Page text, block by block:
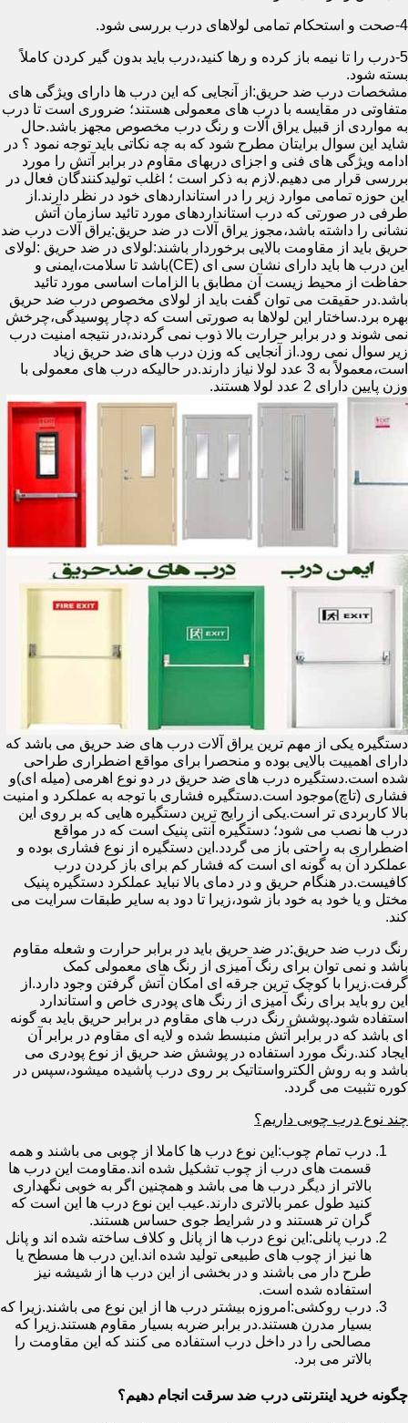
4-صحت و استحکام تمامی لولاهای درب بررسی شود.
5-درب را تا نیمه باز کرده و رها کنید،درب باید بدون گیر کردن کاملاً
بسته شود.
مشخصات درب ضد حریق:از آنجایی که این درب ها دارای ویژگی های
متفاوتی در مقایسه با درب های معمولی هستند؛ ضروری است تا درب
به مواردی از قبیل یراق آلات و رنگ درب مخصوص مجهز باشد.حال
شاید این سوال برایتان مطرح شود که به چه نکاتی باید توجه نمود ؟ در
ادامه ویژگی های فنی و اجزای دربهای مقاوم در برابر آتش را مورد
بررسی قرار می دهیم.لازم به ذکر است ؛ اغلب تولیدکنندگان فعال در
این حوزه تمامی موارد زیر را در استانداردهای خود در نظر دارند.از
طرفی در صورتی که درب استانداردهای مورد تائید سازمان آتش
نشانی را داشته باشد،مجوز یراق آلات در ضد حریق:یراق آلات درب ضد
حریق باید از مقاومت بالایی برخوردار باشند:لولای در ضد حریق :لولای
این درب ها باید دارای نشان سی ای (CE)باشد تا سلامت،ایمنی و
حفاظت از محیط زیست آن مطابق با الزامات اساسی مورد تائید
باشد.در حقیقت می توان گفت باید از لولای مخصوص درب ضد حریق
بهره برد.ساختار این لولاها به صورتی است که دچار پوسیدگی،چرخش
نمی شوند و در برابر حرارت بالا ذوب نمی گردند،در نتیجه امنیت درب
زیر سوال نمی رود.از آنجایی که وزن درب های ضد حریق زیاد
است،معمولاً به 3 عدد لولا نیاز دارند.در حالیکه درب های معمولی با
وزن پایین دارای 2 عدد لولا هستند.
دستگیره یکی از مهم ترین یراق آلات درب های ضد حریق می باشد که
دارای اهمییت بالایی بوده و منحصرا برای مواقع اضطراری طراحی
شده است.دستگیره درب های ضد حریق در دو نوع اهرمی (میله ای)و
فشاری (تاچ)موجود است.دستگیره فشاری با توجه به عملکرد و امنیت
بالا کاربردی تر است.یکی از رایج ترین دستگیره هایی که بر روی این
درب ها نصب می شود؛ دستگیره آنتی پنیک است که در مواقع
اضطراری به راحتی باز می گردد.این دستگیره از نوع فشاری بوده و
عملکرد آن به گونه ای است که فشار کم برای باز کردن درب
کافیست.در هنگام حریق و در دمای بالا نباید عملکرد دستگیره پنیک
مختل و یا خود به خود باز شود،زیرا تا دود به سایر طبقات سرایت می
کند.
رنگ درب ضد حریق:در ضد حریق باید در برابر حرارت و شعله مقاوم
باشد و نمی توان برای رنگ آمیزی از رنگ های معمولی کمک
گرفت.زیرا با کوچک ترین جرقه ای امکان آتش گرفتن وجود دارد.از
این رو باید برای رنگ آمیزی از رنگ های پودری خاص و استاندارد
استفاده شود.پوشش رنگ درب های مقاوم در برابر حریق باید به گونه
ای باشد که در برابر آتش منبسط شده و لایه ای مقاوم در برابر آن
ایجاد کند.رنگ مورد استفاده در پوشش ضد حریق از نوع پودری می
باشد و به روش الکترواستاتیک بر روی درب پاشیده میشود،سپس در
کوره تثبیت می گردد.
چند نوع درب چوبی داریم؟
درب تمام چوب:این نوع درب ها کاملا از چوبی می باشند و همه
قسمت های درب از چوب تشکیل شده اند.مقاومت این درب ها
بالاتر از دیگر درب ها می باشد و همچنین اگر به خوبی نگهداری
کنید طول عمر بالاتری دارند.عیب این نوع درب ها این است که
گران تر هستند و در شرایط جوی حساس هستند.
درب پانلی:این نوع درب ها از پانل و کلاف ساخته شده اند و پانل
ها نیز از چوب های طبیعی تولید شده اند.این درب ها مسطح یا
طرح دار می باشند و در بخشی از این درب ها از شیشه نیز
استفاده شده است.
درب روکشی:امروزه بیشتر درب ها از این نوع می باشند.زیرا که
بسیار مدرن هستند.در برابر ضربه بسیار مقاوم هستند.زیرا که
مصالحی را در داخل درب استفاده می کنند که این مقاومت را
بالاتر می برد.
چگونه خرید اینترنتی درب ضد سرقت انجام دهیم؟